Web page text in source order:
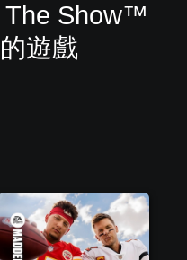
The Show™
遊戲